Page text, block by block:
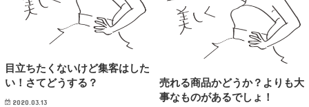
目立ちたくないけど集客はした
い！さてどうする？
2020.03.13
売れる商品かどうか？よりも大
事なものがあるでしょ！